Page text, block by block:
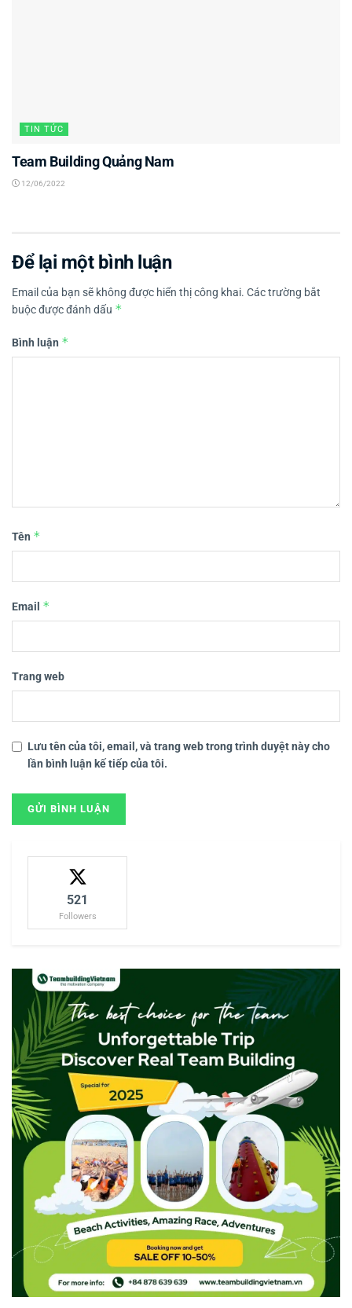
TIN TỨC
Team Building Quảng Nam
12/06/2022
Để lại một bình luận
Email của bạn sẽ không được hiển thị công khai. Các trường bắt
buộc được đánh dấu *
Bình luận *
Tên *
Email *
Trang web
Lưu tên của tôi, email, và trang web trong trình duyệt này cho
lần bình luận kế tiếp của tôi.
521
Followers